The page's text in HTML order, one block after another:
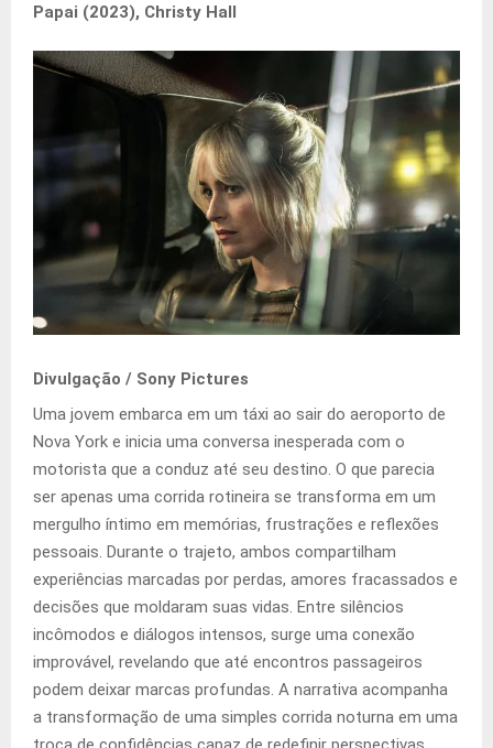
Papai (2023), Christy Hall
Divulgação / Sony Pictures
Uma jovem embarca em um táxi ao sair do aeroporto de
Nova York e inicia uma conversa inesperada com o
motorista que a conduz até seu destino. O que parecia
ser apenas uma corrida rotineira se transforma em um
mergulho íntimo em memórias, frustrações e reflexões
pessoais. Durante o trajeto, ambos compartilham
experiências marcadas por perdas, amores fracassados e
decisões que moldaram suas vidas. Entre silêncios
incômodos e diálogos intensos, surge uma conexão
improvável, revelando que até encontros passageiros
podem deixar marcas profundas. A narrativa acompanha
a transformação de uma simples corrida noturna em uma